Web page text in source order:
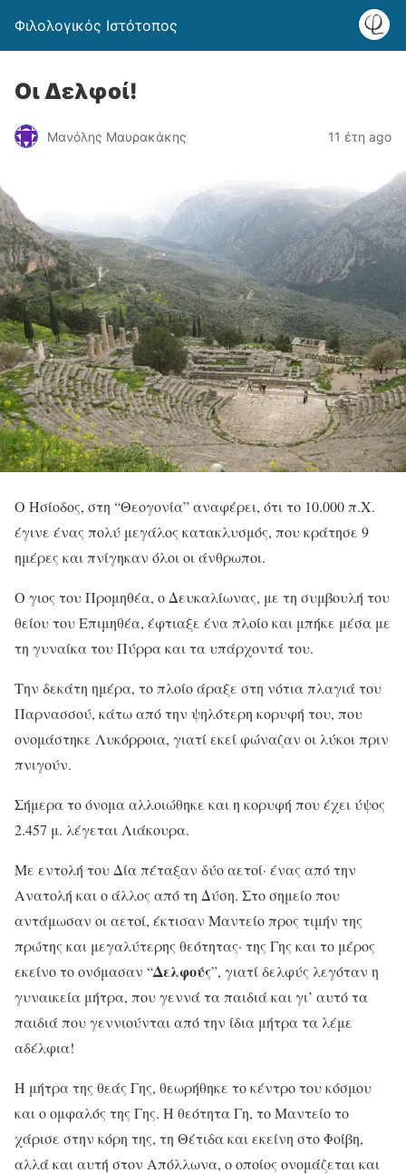
Φιλολογικός Ιστότοπος
Oι Δελφοί!
Μανόλης Μαυρακάκης 11 έτη ago
Ο Ησίοδος, στη “Θεογονία” αναφέρει, ότι το 10.000 π.Χ.
έγινε ένας πολύ μεγάλος κατακλυσμός, που κράτησε 9
ημέρες και πνίγηκαν όλοι οι άνθρωποι.
Ο γιος του Προμηθέα, ο Δευκαλίωνας, με τη συμβουλή του
θείου του Επιμηθέα, έφτιαξε ένα πλοίο και μπήκε μέσα με
τη γυναίκα του Πύρρα και τα υπάρχοντά του.
Την δεκάτη ημέρα, το πλοίο άραξε στη νότια πλαγιά του
Παρνασσού, κάτω από την ψηλότερη κορυφή του, που
ονομάστηκε Λυκόρροια, γιατί εκεί φώναζαν οι λύκοι πριν
πνιγούν.
Σήμερα το όνομα αλλοιώθηκε και η κορυφή που έχει ύψος
2.457 μ. λέγεται Λιάκουρα.
Με εντολή του Δία πέταξαν δύο αετοί· ένας από την
Ανατολή και ο άλλος από τη Δύση. Στο σημείο που
αντάμωσαν οι αετοί, έκτισαν Μαντείο προς τιμήν της
πρώτης και μεγαλύτερης θεότητας· της Γης και το μέρος
εκείνο το ονόμασαν “Δελφούς”, γιατί δελφύς λεγόταν η
γυναικεία μήτρα, που γεννά τα παιδιά και γι’ αυτό τα
παιδιά που γεννιούνται από την ίδια μήτρα τα λέμε
αδέλφια!
Η μήτρα της θεάς Γης, θεωρήθηκε το κέντρο του κόσμου
και ο ομφαλός της Γης. Η θεότητα Γη, το Μαντείο το
χάρισε στην κόρη της, τη Θέτιδα και εκείνη στο Φοίβη,
αλλά και αυτή στον Απόλλωνα, ο οποίος ονομάζεται και